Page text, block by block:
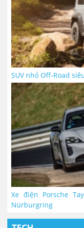
SUV nhỏ Off-Road
Xe điện Porsche
Nürburgring